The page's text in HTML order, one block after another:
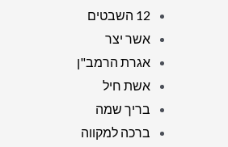
12 השבטים
אשר יצר
אגרת הרמב"ן
אשת חיל
בריך שמה
ברכה למקווה